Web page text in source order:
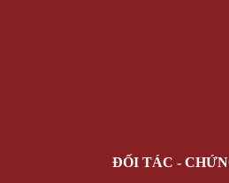
ĐỐI TÁC -